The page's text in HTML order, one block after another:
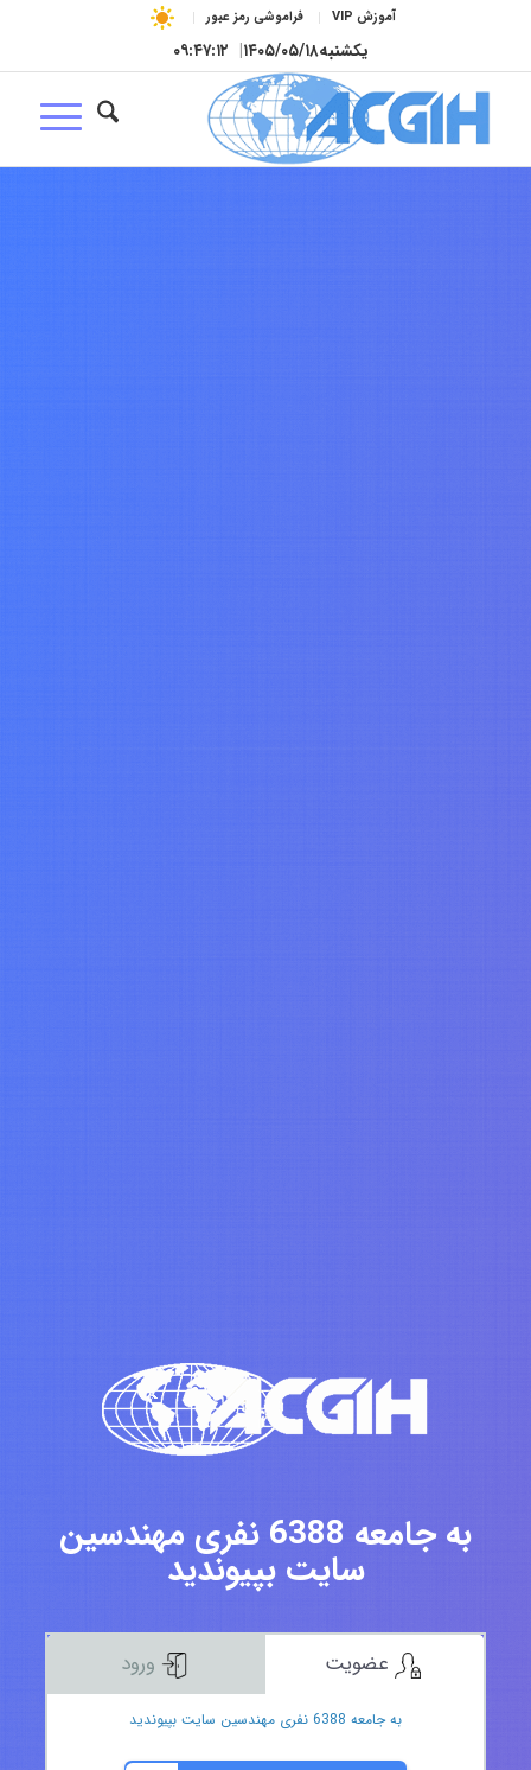
آموزش VIP فراموشی رمز عبور
یکشنبه۱۴۰۵/۰۵/۱۸| ۰۹:۴۷:۱۳
به جامعه 6388 نفری مهندسین
سایت بپیوندید
به جامعه 6388 نفری مهندسین سایت بپیوندید